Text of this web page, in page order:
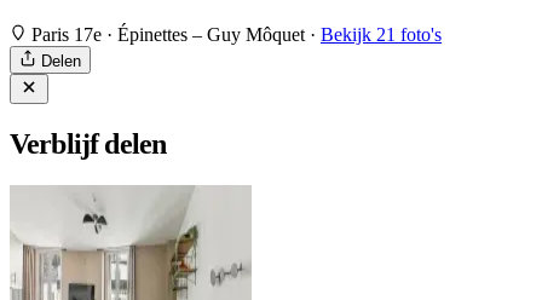
Paris 17e · Épinettes – Guy Môquet · Bekijk 21 foto's
Delen
Verblijf delen